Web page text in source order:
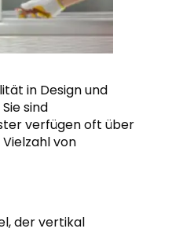
in Design und
sind
verfügen oft über
von
der vertikal